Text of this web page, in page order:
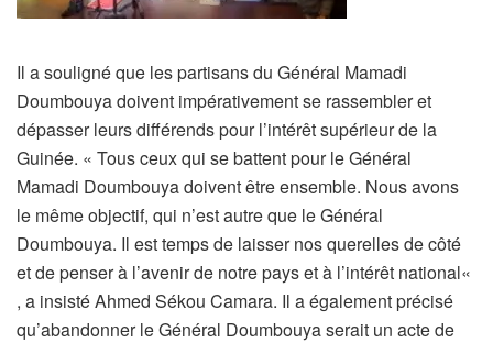
Il a souligné que les partisans du Général Mamadi
Doumbouya doivent impérativement se rassembler et
dépasser leurs différends pour l’intérêt supérieur de la
Guinée. « Tous ceux qui se battent pour le Général
Mamadi Doumbouya doivent être ensemble. Nous avons
le même objectif, qui n’est autre que le Général
Doumbouya. Il est temps de laisser nos querelles de côté
et de penser à l’avenir de notre pays et à l’intérêt national«
, a insisté Ahmed Sékou Camara. Il a également précisé
qu’abandonner le Général Doumbouya serait un acte de